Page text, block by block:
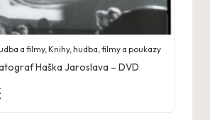
a filmy,Knihy, hudba, filmy a poukazy
Haška Jaroslava – DVD